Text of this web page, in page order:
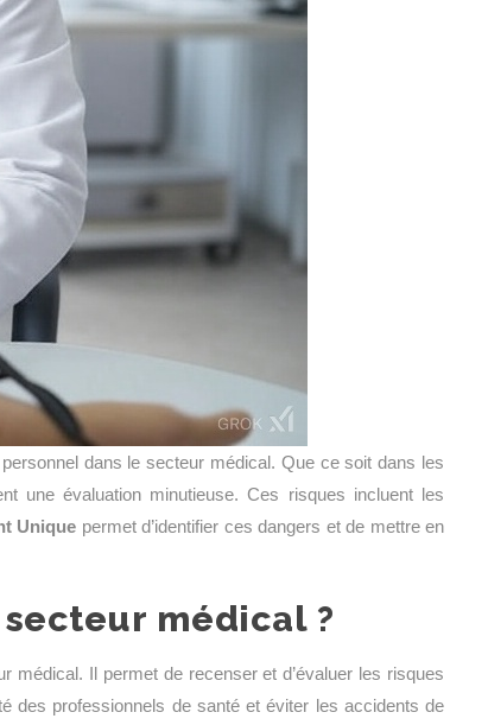
dans le secteur médical. Que ce soit dans les
une évaluation minutieuse. Ces risques incluent les
Unique permet d’identifier ces dangers et de mettre en
médical ?
Il permet de recenser et d’évaluer les risques
des professionnels de santé et éviter les accidents de